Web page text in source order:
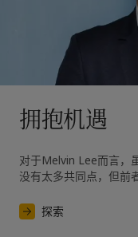
拥抱机遇
对于Melvin Lee而言，
没有太多共同点，但前
探索